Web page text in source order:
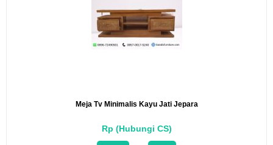
Meja Tv Minimalis Kayu Jati Jepara
Rp (Hubungi CS)